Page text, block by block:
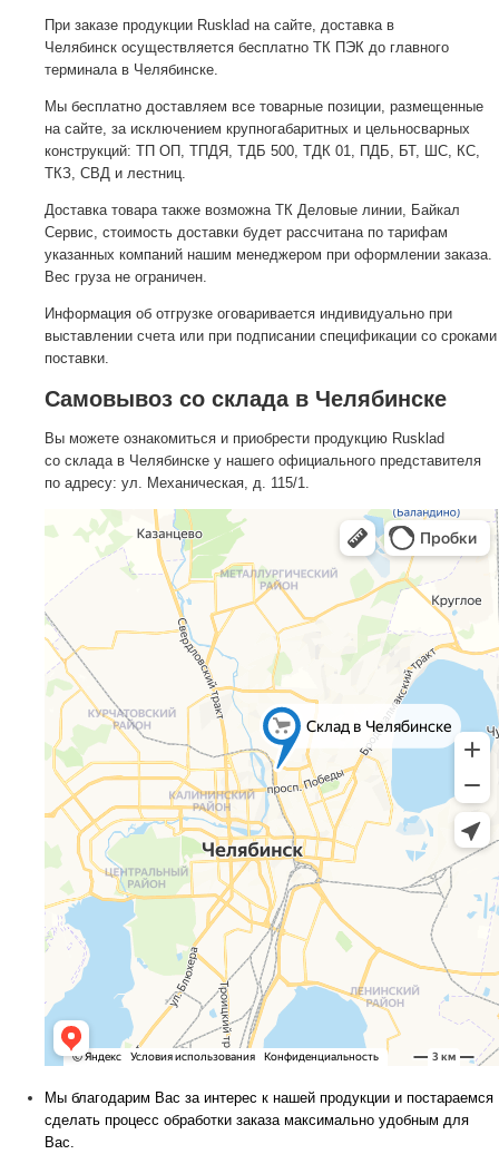
При заказе продукции Rusklad на сайте, доставка в
Челябинск осуществляется бесплатно ТК ПЭК до главного
терминала в Челябинске.
Мы бесплатно доставляем все товарные позиции, размещенные
на сайте, за исключением крупногабаритных и цельносварных
конструкций: ТП ОП, ТПДЯ, ТДБ 500, ТДК 01, ПДБ, БТ, ШС, КС,
ТКЗ, СВД и лестниц.
Доставка товара также возможна ТК Деловые линии, Байкал
Сервис, стоимость доставки будет рассчитана по тарифам
указанных компаний нашим менеджером при оформлении заказа.
Вес груза не ограничен.
Информация об отгрузке оговаривается индивидуально при
выставлении счета или при подписании спецификации со сроками
поставки.
Самовывоз со склада в Челябинске
Вы можете ознакомиться и приобрести продукцию Rusklad
со склада в Челябинске у нашего официального представителя
по адресу: ул. Механическая, д. 115/1.
Мы благодарим Вас за интерес к нашей продукции и постараемся
сделать процесс обработки заказа максимально удобным для
Вас.